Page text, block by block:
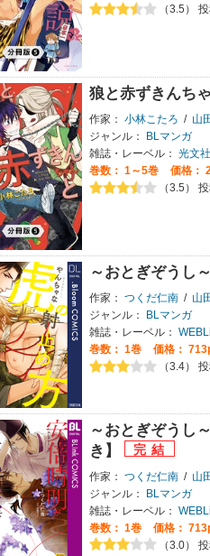
（3.5）
狼と赤ずきんち
作家： 小林こたろ / 山
ジャンル：
BLマンガ
雑誌・レーベル： 光文
巻数： 1～5巻
価格：
（3.5）
～おとぎぞうし
作家： つくだ仁南 / 山
ジャンル：
BLマンガ
雑誌・レーベル：
巻数： 1巻
価格：
（3.4）
～おとぎぞうし
き】
作家： つくだ仁南 / 山
ジャンル：
BLマンガ
雑誌・レーベル：
巻数： 1巻
価格：
（3.0）